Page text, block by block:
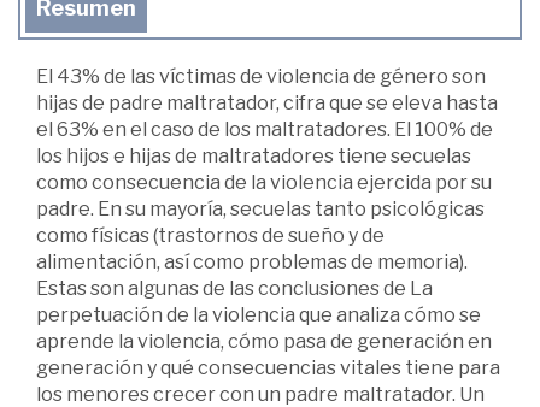
Resumen
El 43% de las víctimas de violencia de género son
hijas de padre maltratador, cifra que se eleva hasta
el 63% en el caso de los maltratadores. El 100% de
los hijos e hijas de maltratadores tiene secuelas
como consecuencia de la violencia ejercida por su
padre. En su mayoría, secuelas tanto psicológicas
como físicas (trastornos de sueño y de
alimentación, así como problemas de memoria).
Estas son algunas de las conclusiones de La
perpetuación de la violencia que analiza cómo se
aprende la violencia, cómo pasa de generación en
generación y qué consecuencias vitales tiene para
los menores crecer con un padre maltratador. Un